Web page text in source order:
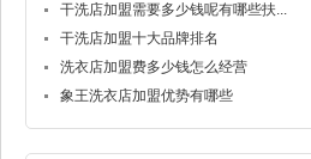
干洗店加盟需要多少钱呢有哪些扶...
干洗店加盟十大品牌排名
洗衣店加盟费多少钱怎么经营
象王洗衣店加盟优势有哪些